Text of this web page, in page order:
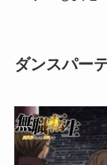
ダンスパー